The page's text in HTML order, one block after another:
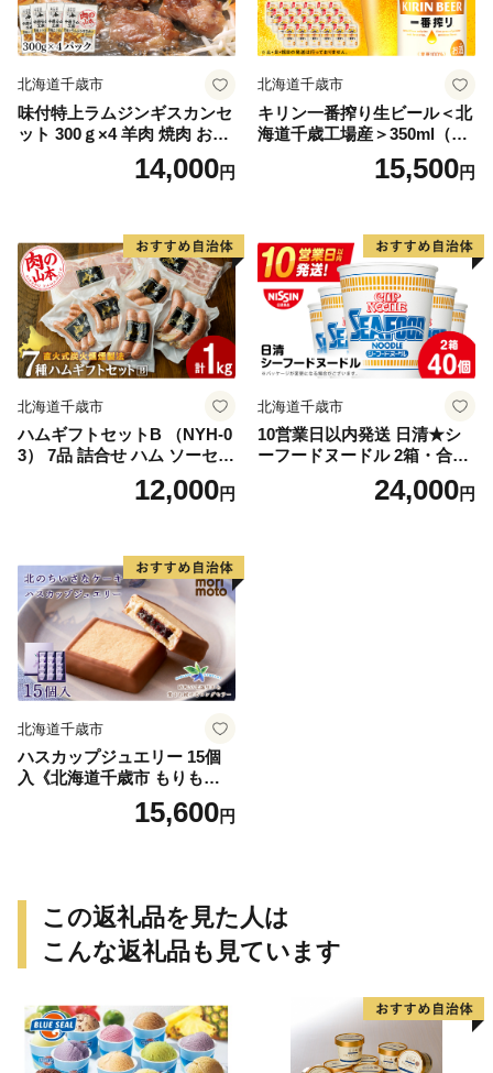
北海道千歳市
味付特上ラムジンギスカンセ
ット 300ｇ×4 羊肉 焼肉 お肉
味付き BBQ キャンプ ＜肉の
14,000円
北海道千歳市
キリン一番搾り生ビール＜北
海道千歳工場産＞350ml（24
15,500円
北海道千歳市
ハムギフトセットB （NYH-0
3） 7品 詰合せ ハム ソーセー
12,000円
北海道千歳市
10営業日以内発送 日清★シ
ーフードヌードル 2箱・合計
24,000円
北海道千歳市
ハスカップジュエリー 15個
入《北海道千歳市 もりも
15,600円
この返礼品を見た人は
こんな返礼品も見ています